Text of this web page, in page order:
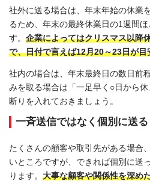
社外に送る場合は、年末年始の休業
るため、年末の最終休業日の1週間
す。 企業によってはクリスマス以降
で、日付で言えば12月20～23日が目
社内の場合は、年末最終日の数日前
みを取る場合は「一足早く○日から
断りを入れておきましょう。
一斉送信ではなく個別に送る
たくさんの顧客や取引先がある場合
いところですが、できれば個別に送
ります。 大事な顧客や関係性を深め